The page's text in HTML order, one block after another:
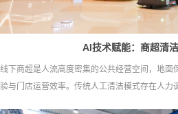
AI技术赋能：商超清
线下商超是人流高度密集的公共经营空间，地面
验与门店运营效率。传统人工清洁模式存在人力